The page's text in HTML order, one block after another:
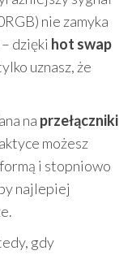
nie zamyka
dzięki hot swap
uznasz, że
na przełączniki
możesz
i stopniowo
najlepiej
gdy